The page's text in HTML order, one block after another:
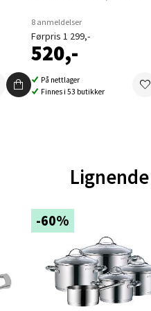
8 anmeldelser
Førpris 1 299,-
520,-
På nettlager
Finnes i 53 butikker
-60%
- Oasen Senter
vei 52, 5147
dag 10-18
Sunndalsvegen 3, 7340
- Thon Senter
Orkanger, Orkdalsveien